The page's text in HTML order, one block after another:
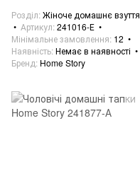
Розділ Жіноче домашнє взуття
Артикул 241016-Е
Мінімальне замовлення 12
Наявність Немає в наявності
Бренд Home Story